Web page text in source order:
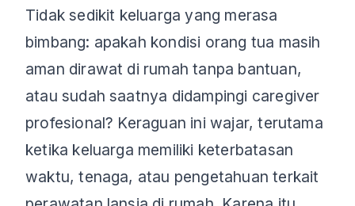
Tidak sedikit keluarga yang merasa
bimbang: apakah kondisi orang tua masih
aman dirawat di rumah tanpa bantuan,
atau sudah saatnya didampingi caregiver
profesional? Keraguan ini wajar, terutama
ketika keluarga memiliki keterbatasan
waktu, tenaga, atau pengetahuan terkait